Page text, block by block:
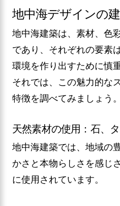
地中海デザインの
地中海建築は、素材、色
であり、それぞれの要素
環境を作り出すために慎
それでは、この魅力的な
特徴を調べてみましょう。
天然素材の使用：石、
地中海建築では、地域の
かさと本物らしさを感じ
に使用されています。